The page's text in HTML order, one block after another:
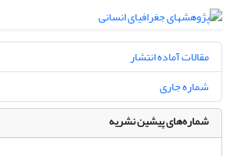
مقالات آماده انتشار
شماره جاری
شماره‌های پیشین نشریه